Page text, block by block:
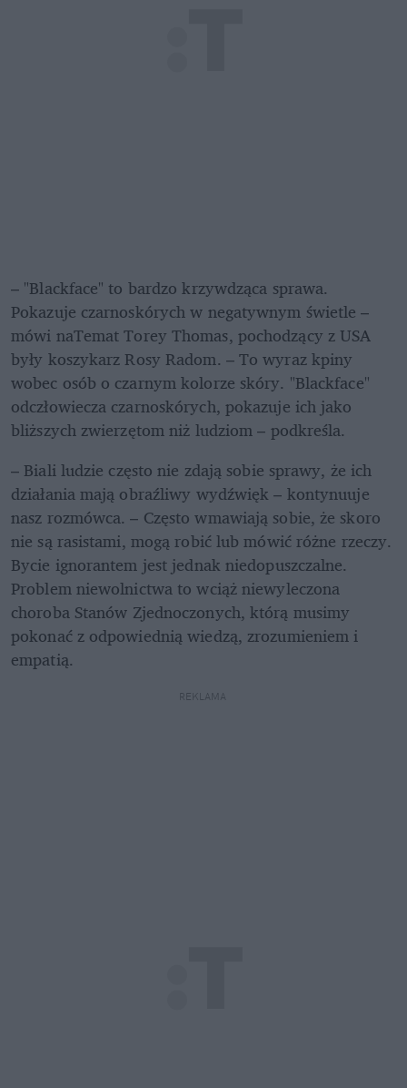
– "Blackface" to bardzo krzywdząca sprawa.
Pokazuje czarnoskórych w negatywnym świetle –
mówi naTemat Torey Thomas, pochodzący z USA
były koszykarz Rosy Radom. – To wyraz kpiny
wobec osób o czarnym kolorze skóry. "Blackface"
odczłowiecza czarnoskórych, pokazuje ich jako
bliższych zwierzętom niż ludziom – podkreśla.
– Biali ludzie często nie zdają sobie sprawy, że ich
działania mają obraźliwy wydźwięk – kontynuuje
nasz rozmówca. – Często wmawiają sobie, że skoro
nie są rasistami, mogą robić lub mówić różne rzeczy.
Bycie ignorantem jest jednak niedopuszczalne.
Problem niewolnictwa to wciąż niewyleczona
choroba Stanów Zjednoczonych, którą musimy
pokonać z odpowiednią wiedzą, zrozumieniem i
empatią.
REKLAMA